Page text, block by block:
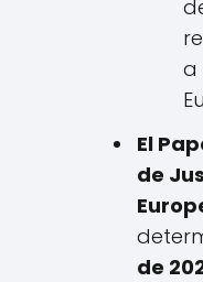
a
El
de
de